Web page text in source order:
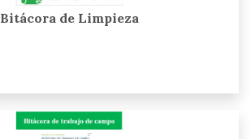
Bitácora de Limpieza